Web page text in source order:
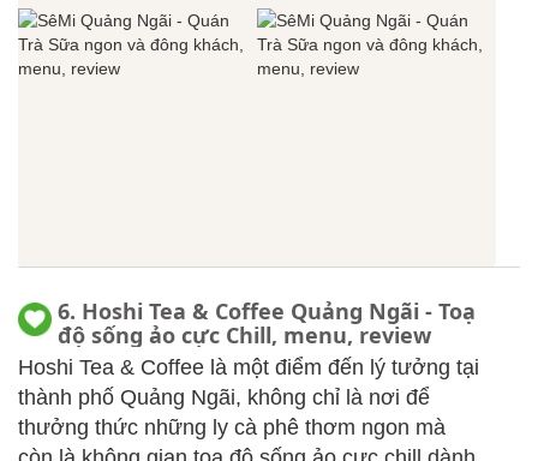
6. Hoshi Tea & Coffee Quảng Ngãi - Toạ
độ sống ảo cực Chill, menu, review
Hoshi Tea & Coffee là một điểm đến lý tưởng tại
thành phố Quảng Ngãi, không chỉ là nơi để
thưởng thức những ly cà phê thơm ngon mà